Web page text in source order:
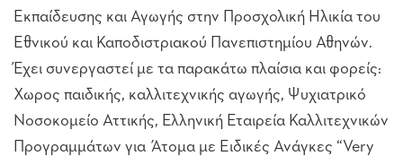
Εκπαίδευσης και Αγωγής στην Προσχολική Ηλικία του
Εθνικού και Καποδιστριακού Πανεπιστημίου Αθηνών.
Έχει συνεργαστεί με τα παρακάτω πλαίσια και φορείς:
Χωρος παιδικής, καλλιτεχνικής αγωγής, Ψυχιατρικό
Νοσοκομείο Αττικής, Ελληνική Εταιρεία Καλλιτεχνικών
Προγραμμάτων για Άτομα με Ειδικές Ανάγκες “Very